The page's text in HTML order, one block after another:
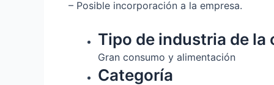
– Posible incorporación a la empresa.
Tipo de industria de la
Gran consumo y alimentación
Categoría